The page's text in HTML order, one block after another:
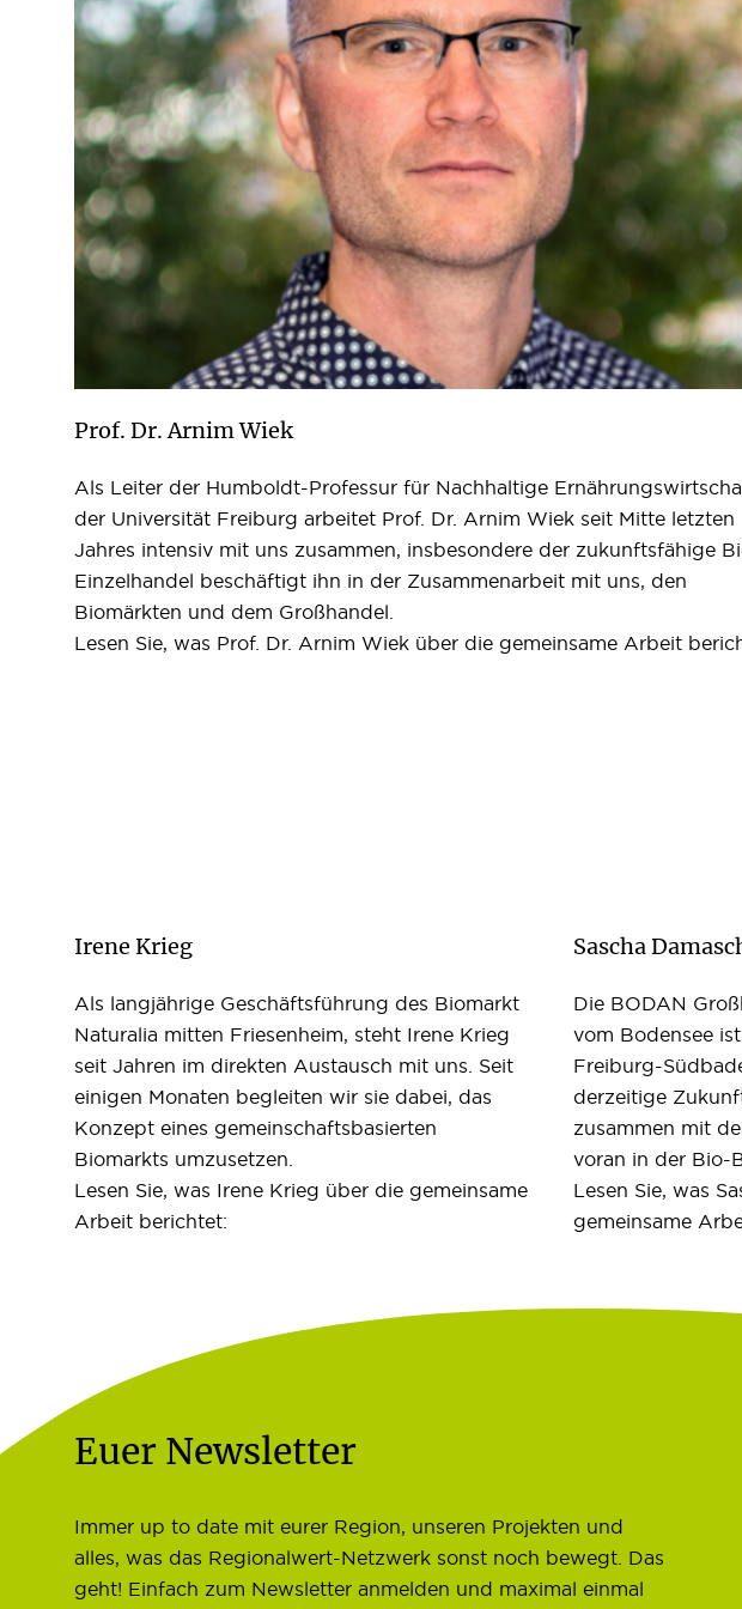
Prof. Dr. Arnim Wiek
Als Leiter der Humboldt-Professur für Nachhaltige
der Universität Freiburg arbeitet Prof. Dr. Arnim Wiek seit Mitte letzten
Jahres intensiv mit uns zusammen, insbesondere der zukunftsfähige
Einzelhandel beschäftigt ihn in der Zusammenarbeit mit uns, den
Biomärkten und dem Großhandel.
Lesen Sie, was Prof. Dr. Arnim Wiek über die gemeinsame Arbeit
Irene Krieg
Als langjährige Geschäftsführung des Biomarkt
Naturalia mitten Friesenheim, steht Irene Krieg
seit Jahren im direkten Austausch mit uns. Seit
einigen Monaten begleiten wir sie dabei, das
Konzept eines gemeinschaftsbasierten
Biomarkts umzusetzen.
Lesen Sie, was Irene Krieg über die gemeinsame
Arbeit berichtet:
Sascha
Die BODAN
vom Bodensee
Freiburg-
derzeitige
zusammen mit
voran in der Bio-
Lesen Sie, was
gemeinsame
Euer Newsletter
Immer up to date mit eurer Region, unseren Projekten und
alles, was das Regionalwert-Netzwerk sonst noch bewegt. Das
geht! Einfach zum Newsletter anmelden und maximal einmal